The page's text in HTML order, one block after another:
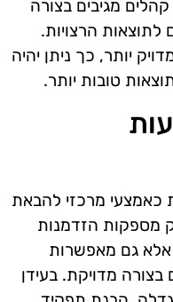
מגיבים בצורה
לתוצאות הרצויות.
יותר, כך ניתן יהיה
טובות יותר.
כאמצעי מרכזי להבאת
מספקות הזדמנות
אלא גם מאפשרות
מדויקת. בעידן